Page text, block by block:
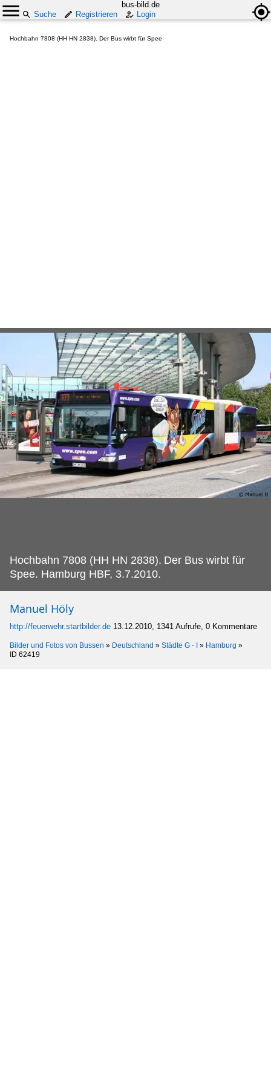
bus-bild.de
Suche
Registrieren Login
Hochbahn 7808 (HH HN 2838). Der Bus wirbt für Spee
Hochbahn 7808 (HH HN 2838). Der Bus wirbt für
Spee. Hamburg HBF, 3.7.2010.
Manuel Höly
http://feuerwehr.startbilder.de 13.12.2010, 1341 Aufrufe, 0 Kommentare
Bilder und Fotos von Bussen » Deutschland » Städte G - I » Hamburg »
ID 62419